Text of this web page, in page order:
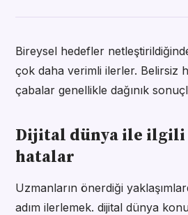
Bireysel hedefler
çok daha verimli ilerler. Belirsiz
çabalar genellikle dağınık
Dijital dünya ile ilgili
hatalar
Uzmanların önerdiği
adım ilerlemek. dijital dünya